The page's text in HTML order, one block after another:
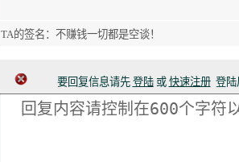
TA的签名：不赚钱一切都是空谈！
要回复信息请先 登陆或 快速注册登陆